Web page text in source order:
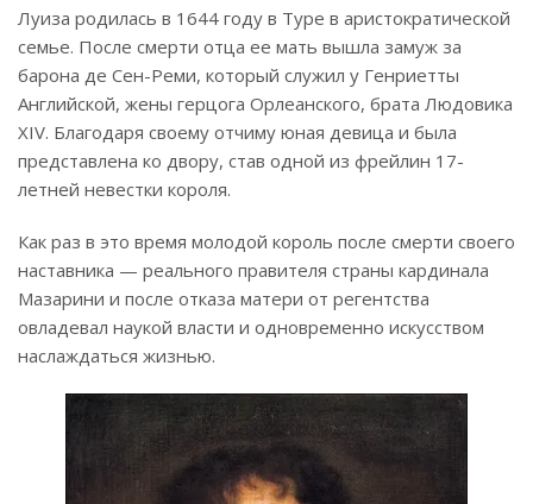
Луиза родилась в 1644 году в Туре в аристократической
семье. После смерти отца ее мать вышла замуж за
барона де Сен-Реми, который служил у Генриетты
Английской, жены герцога Орлеанского, брата Людовика
XIV. Благодаря своему отчиму юная девица и была
представлена ко двору, став одной из фрейлин 17-
летней невестки короля.
Как раз в это время молодой король после смерти своего
наставника — реального правителя страны кардинала
Мазарини и после отказа матери от регентства
овладевал наукой власти и одновременно искусством
наслаждаться жизнью.